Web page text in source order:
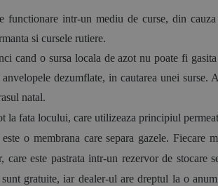
intr-un mediu de curse, din
si cursele rutiere.
cand o sursa locala de azot nu poate fi
dezumflate, in cautarea unei surse.
natal.
la fata locului, care utilizeaza principiul
o membrana care separa gazele. Fiecare
este pastrata intr-un rezervor de stocare
gratuite, iar dealer-ul are dreptul la o